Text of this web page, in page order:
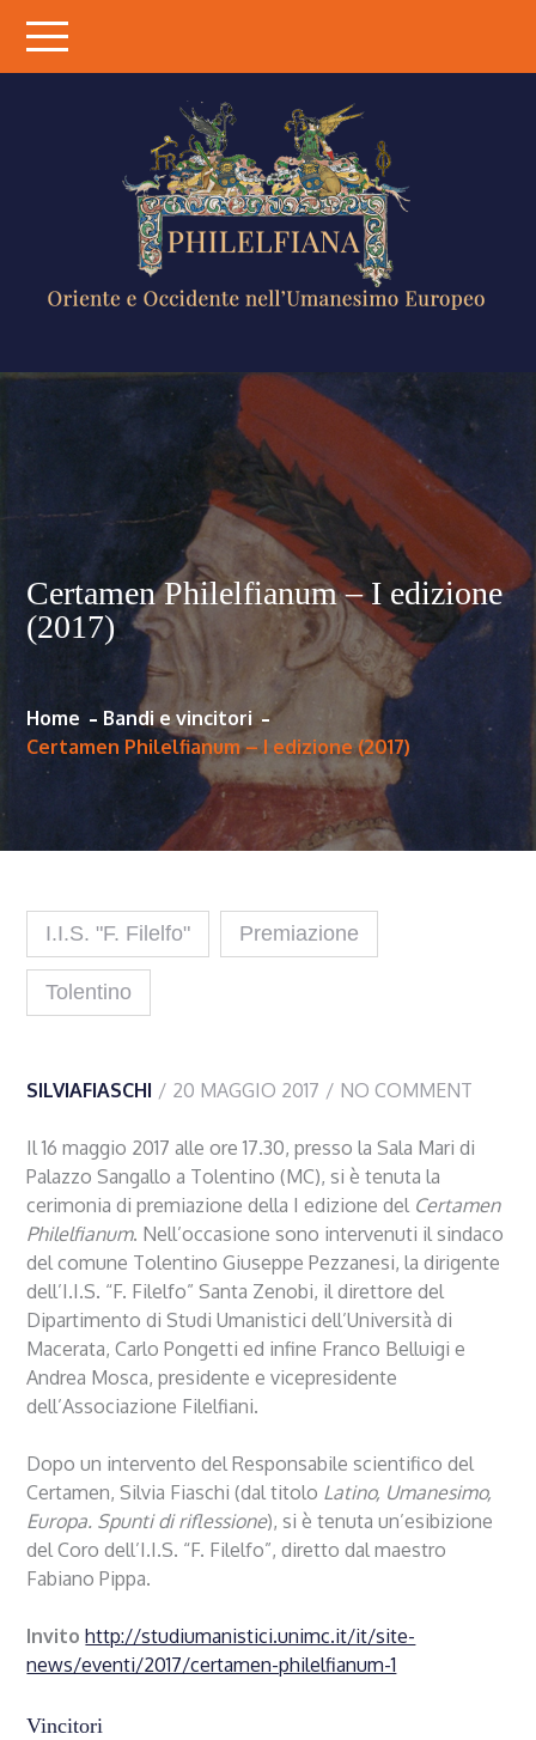
content
OCCIDENTE
NELL'UMANESIMO
EUROPEO
Certamen Philelfianum – I edizione
(2017)
Home
Bandi e vincitori
Certamen Philelfianum – I edizione (2017)
I.I.S. "F. Filelfo" Premiazione
Tolentino
SILVIAFIASCHI 20 MAGGIO 2017 NO COMMENT
Il 16 maggio 2017 alle ore 17.30, presso la Sala Mari di
Palazzo Sangallo a Tolentino (MC), si è tenuta la
cerimonia di premiazione della I edizione del Certamen
Philelfianum. Nell’occasione sono intervenuti il sindaco
del comune Tolentino Giuseppe Pezzanesi, la dirigente
dell’I.I.S. “F. Filelfo” Santa Zenobi, il direttore del
Dipartimento di Studi Umanistici dell’Università di
Macerata, Carlo Pongetti ed infine Franco Belluigi e
Andrea Mosca, presidente e vicepresidente
dell’Associazione Filelfiani.
Dopo un intervento del Responsabile scientifico del
Certamen, Silvia Fiaschi (dal titolo Latino, Umanesimo,
Europa. Spunti di riflessione), si è tenuta un’esibizione
del Coro dell’I.I.S. “F. Filelfo”, diretto dal maestro
Fabiano Pippa.
Invitohttp://studiumanistici.unimc.it/it/site-
news/eventi/2017/certamen-philelfianum-1
Vincitori